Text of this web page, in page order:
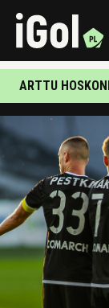
ARTTU